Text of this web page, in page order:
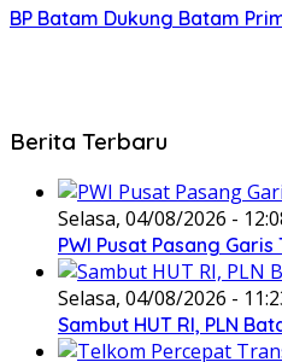
BP Batam Dukung Batam
Berita Terbaru
Selasa, 04/08/2026 -
PWI Pusat Pasang
Selasa, 04/08/2026 -
Sambut HUT RI, PLN